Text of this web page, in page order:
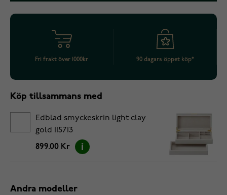
Fri frakt över 1000kr 90 dagars öppet köp*
Köp tillsammans med
Edblad smyckeskrin light clay
gold 115713
899.00 Kr
Andra modeller